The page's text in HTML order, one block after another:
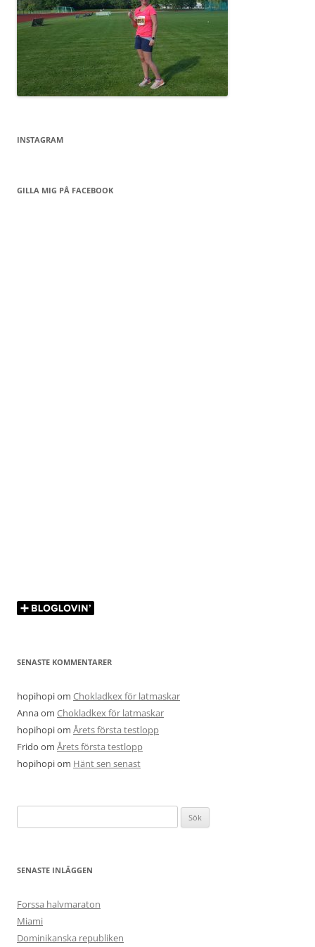
INSTAGRAM
GILLA MIG PÅ FACEBOOK
SENASTE KOMMENTARER
hopihopiom Chokladkex för latmaskar
Annaom Chokladkex för latmaskar
hopihopiom Årets första testlopp
Frido om Årets första testlopp
hopihopiom Hänt sen senast
efter:
SENASTE INLÄGGEN
Forssa halvmaraton
Miami
Dominikanska republiken